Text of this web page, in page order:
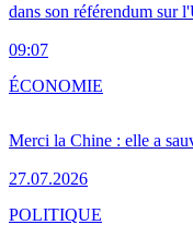
dans son référendum sur
09:07
Merci la Chine : elle a
27.07.2026
ÉCONOMIE
POLITIQUE